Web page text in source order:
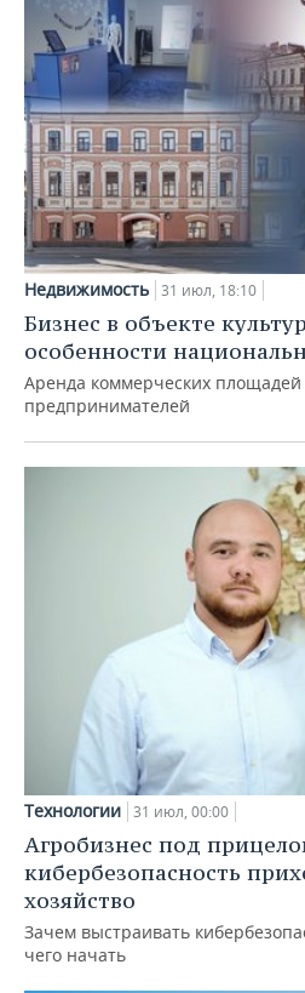
Недвижимость 31 июл, 18:10
Бизнес в объекте
особенности
Аренда коммерческих
предпринимателей
Технологии 31 июл, 00:00
Агробизнес под
кибербезопасность
хозяйство
Зачем выстраивать
чего начать